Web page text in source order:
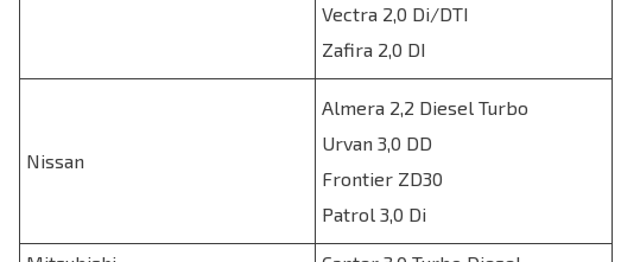
Vectra 2,0 Di/DTI
Zafira 2,0 DI
Nissan
Almera 2,2 Diesel Turbo
Urvan 3,0 DD
Frontier ZD30
Patrol 3,0 Di